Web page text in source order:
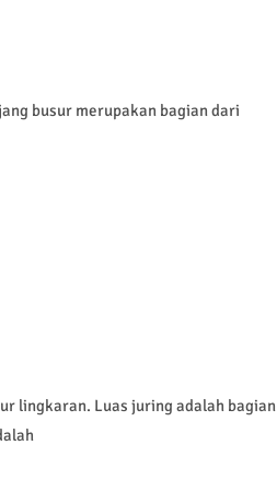
busur merupakan bagian dari
lingkaran. Luas juring adalah bagian